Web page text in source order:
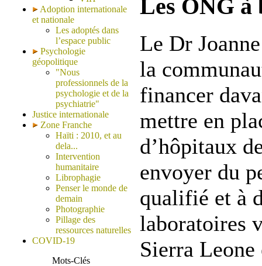
Adoption internationale
et nationale
Les adoptés dans
l’espace public
Psychologie
géopolitique
"Nous
professionnels de la
psychologie et de la
psychiatrie"
Justice internationale
Zone Franche
Haïti : 2010, et au
dela...
Intervention
humanitaire
Librophagie
Penser le monde de
demain
Photographie
Pillage des
ressources naturelles
COVID-19
Mots-Clés
Les ONG à
Le Dr
la
financer
mettre en
d’hôpitaux
envoyer du
qualifié et à
laboratoires
Sierra